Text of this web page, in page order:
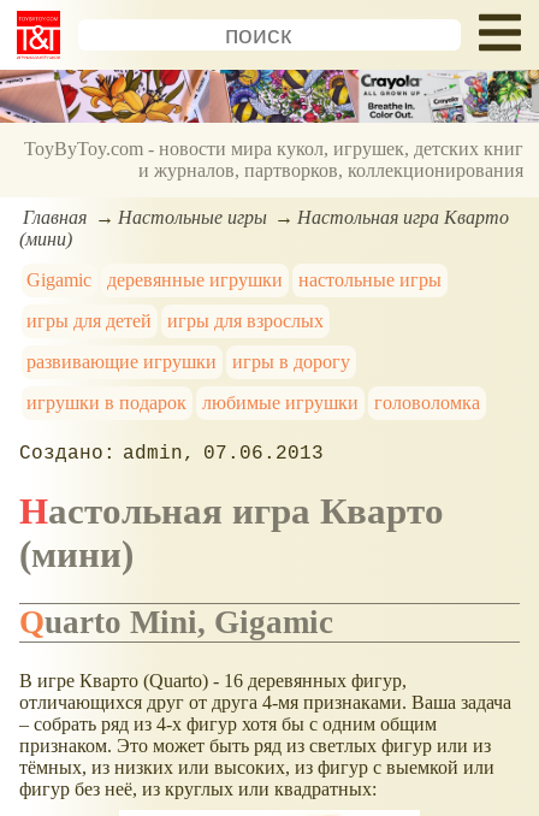
ToyByToy.com - новости мира кукол, игрушек, детских книг
и журналов, партворков, коллекционирования
Главная Настольные игры
Настольная игра Кварто
(мини)
Gigamic
деревянные игрушки
настольные игры
игры для детей
игры для взрослых
развивающие игрушки
игры в дорогу
игрушки в подарок
любимые игрушки головоломка
admin 07.06.2013
Настольная игра Кварто
(мини)
Quarto Mini, Gigamic
В игре Кварто (Quarto) - 16 деревянных фигур,
отличающихся друг от друга 4-мя признаками. Ваша задача
– собрать ряд из 4-х фигур хотя бы с одним общим
признаком. Это может быть ряд из светлых фигур или из
тёмных, из низких или высоких, из фигур с выемкой или
фигур без неё, из круглых или квадратных: